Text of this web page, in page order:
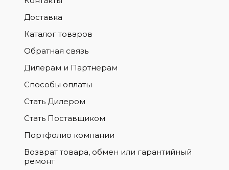
Доставка
Каталог товаров
Обратная связь
Дилерам и Партнерам
Способы оплаты
Стать Дилером
Стать Поставщиком
Портфолио компании
Возврат товара, обмен или гарантийный
ремонт